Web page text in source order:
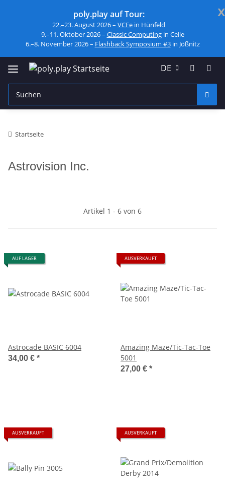
x
poly.play auf Tour:
22.–23. August 2026 – VCFe in Hünfeld
9.–11. Oktober 2026 – Classic Computingin Celle
6.–8. November 2026 – Flashback Symposium #3in Jößnitz
DE
Startseite
Astrovision Inc.
Artikel 1 - 6 von 6
AUF LAGER
Astrocade BASIC 6004
34,00 € *
AUSVERKAUFT
Amazing Maze/Tic-Tac-Toe
5001
27,00 € *
AUSVERKAUFT AUSVERKAUFT